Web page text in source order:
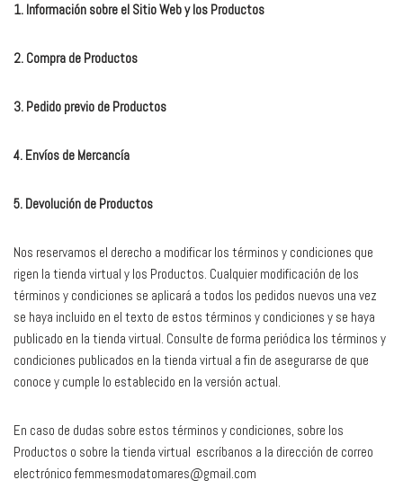
1. Información sobre el Sitio Web y los Productos
2. Compra de Productos
3. Pedido previo de Productos
4. Envíos de Mercancía
5. Devolución de Productos
Nos reservamos el derecho a modificar los términos y condiciones que
rigen la tienda virtual y los Productos. Cualquier modificación de los
términos y condiciones se aplicará a todos los pedidos nuevos una vez
se haya incluido en el texto de estos términos y condiciones y se haya
publicado en la tienda virtual. Consulte de forma periódica los términos y
condiciones publicados en la tienda virtual a fin de asegurarse de que
conoce y cumple lo establecido en la versión actual.
En caso de dudas sobre estos términos y condiciones, sobre los
Productos o sobre la tienda virtual escríbanos a la dirección de correo
electrónico femmesmodatomares@gmail.com